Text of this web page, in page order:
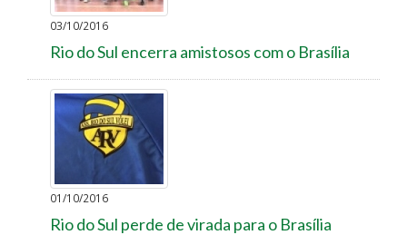
03/10/2016
Rio do Sul encerra amistosos com o Brasília
01/10/2016
Rio do Sul perde de virada para o Brasília